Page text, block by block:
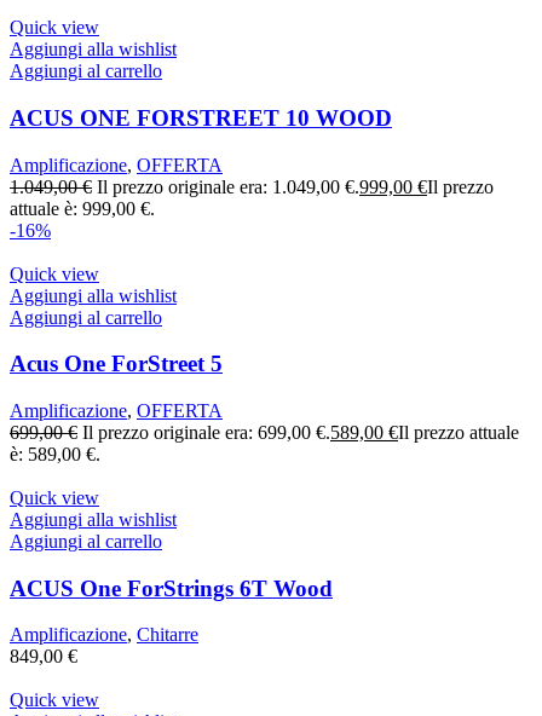
Quick view
Aggiungi alla wishlist
Aggiungi al carrello
ACUS ONE FORSTREET 10 WOOD
Amplificazione, OFFERTA
1.049,00€ Il prezzo originale era: 1.049,00 €.999,00 €Il prezzo
attuale è: 999,00 €.
-16%
Quick view
Aggiungi alla wishlist
Aggiungi al carrello
Acus One ForStreet 5
Amplificazione, OFFERTA
699,00€ Il prezzo originale era: 699,00 €.589,00 €Il prezzo attuale
è: 589,00 €.
Quick view
Aggiungi alla wishlist
Aggiungi al carrello
ACUS One ForStrings 6T Wood
Amplificazione, Chitarre
849,00 €
Quick view